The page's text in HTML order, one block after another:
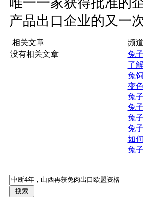
产品出口企业的又一
相关文章
没有相关文章
频
兔
了
兔
变
兔
兔
兔
兔
如
兔